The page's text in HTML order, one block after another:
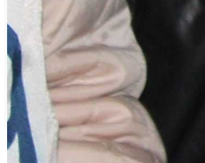
сразятся в шашки, а в октябре постучат
доминошными костями. Дата
соревнований по домино будет уточнена
Наталья Уфимцева
Благодарим за фото Бориса Шампарова